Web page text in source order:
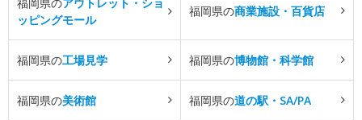
ッピングモール
福岡県の商業施設・百貨店
福岡県の工場見学 福岡県の博物館・科学館
福岡県の美術館 福岡県の道の駅・SA/PA